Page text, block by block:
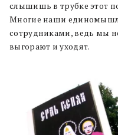
слышишь в трубке этот
Многие наши
сотрудниками, ведь мы
выгорают и уходят.